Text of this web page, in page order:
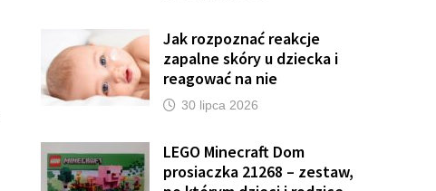
Jak rozpoznać reakcje
zapalne skóry u dziecka i
reagować na nie
30 lipca 2026
LEGO Minecraft Dom
prosiaczka 21268 – zestaw,